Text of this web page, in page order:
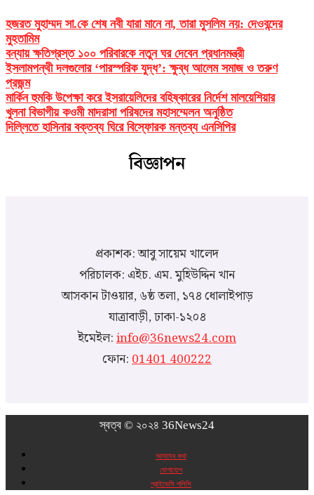
হজরত মুহাম্মদ সা.কে শেষ নবী যারা মানে না, তারা মুসলিম নয়: দেওবন্দের
মুহতামিম
বন্যায় ক্ষতিগ্রস্ত ১০০ পরিবারকে নতুন ঘর দেবেন প্রধানমন্ত্রী
ইসলামপন্থী দলগুলোর ‘পারস্পরিক যুদ্ধ’: ক্ষুব্ধ আলেম সমাজ ও তরুণ
প্রজন্ম
মার্কিন হুমকি উপেক্ষা করে ইসরায়েলিদের বহিষ্কারের নির্দেশ মালয়েশিয়ার
খুলনা বিভাগীয় কওমী মাদরাসা পরিষদের মহাসম্মেলন অনুষ্ঠিত
দিল্লিতে হাসিনার বক্তব্য ঘিরে বিস্ফোরক মন্তব্য এনসিপির
বিজ্ঞাপন
প্রকাশক: আবু সায়েম খালেদ
পরিচালক: এইচ. এম. মুহিউদ্দিন খান
আসকান টাওয়ার, ৬ষ্ঠ তলা, ১৭৪ ধোলাইপাড়
যাত্রাবাড়ী, ঢাকা-১২০৪
ইমেইল:info@36news24.com
ফোন:01401 400222
স্বত্ব © ২০২৪ 36News24
আমাদের কথা
যোগাযোগ
প্রাইভেসি পলিসি